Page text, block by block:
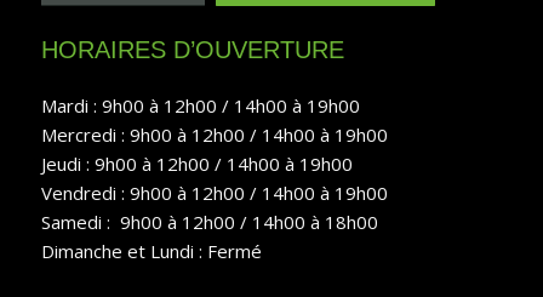
HORAIRES D’OUVERTURE
Mardi : 9h00 à 12h00 / 14h00 à 19h00
Mercredi : 9h00 à 12h00 / 14h00 à 19h00
Jeudi : 9h00 à 12h00 / 14h00 à 19h00
Vendredi : 9h00 à 12h00 / 14h00 à 19h00
Samedi : 9h00 à 12h00 / 14h00 à 18h00
Dimanche et Lundi : Fermé